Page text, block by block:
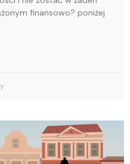
finansowo? poniżej